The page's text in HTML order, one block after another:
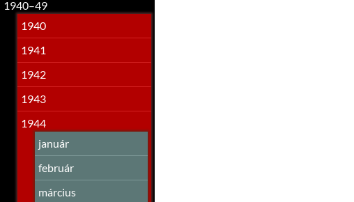
1940–49
1940
1941
1942
1943
1944
január
február
március